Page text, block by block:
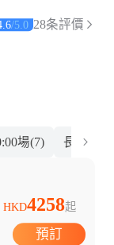
/5.0 28条評價
場(7) 長隆大
HKD4258起
預訂